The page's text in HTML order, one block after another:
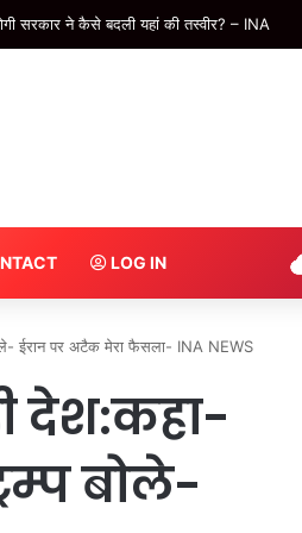
SL वॉर्म-अप मैच के दूसरे दिन का खेल खत्म
LOG IN
ईरान पर अटैक मेरा फैसला- INA NEWS
देश:कहा-
बोले-